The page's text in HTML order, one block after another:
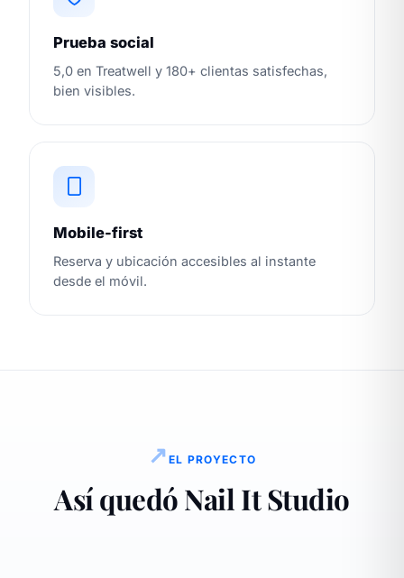
Prueba social
5,0 en Treatwell y 180+ clientas satisfechas,
bien visibles.
Mobile-first
Reserva y ubicación accesibles al instante
desde el móvil.
↗ EL PROYECTO
Así quedó Nail It Studio